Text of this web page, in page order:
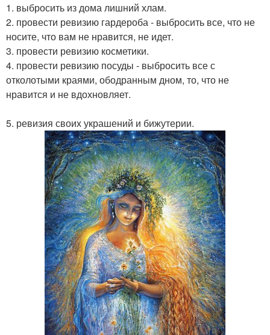
1. выбросить из дома лишний хлам.
2. провести ревизию гардероба - выбросить все, что не
носите, что вам не нравится, не идет.
3. провести ревизию косметики.
4. провести ревизию посуды - выбросить все с
отколотыми краями, ободранным дном, то, что не
нравится и не вдохновляет.
5. ревизия своих украшений и бижутерии.